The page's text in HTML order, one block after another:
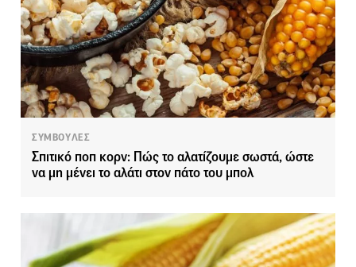
ΣΥΜΒΟΥΛΕΣ
Σπιτικό ποπ κορν: Πώς το αλατίζουμε σωστά, ώστε
να μη μένει το αλάτι στον πάτο του μπολ